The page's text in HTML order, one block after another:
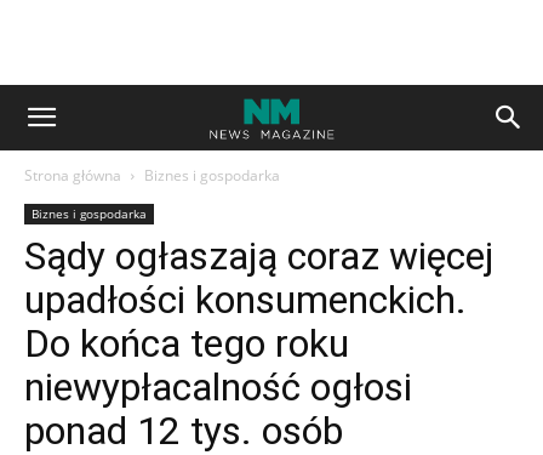
Strona główna Biznes i gospodarka
Biznes i gospodarka
Sądy ogłaszają coraz więcej
upadłości konsumenckich.
Do końca tego roku
niewypłacalność ogłosi
ponad 12 tys. osób